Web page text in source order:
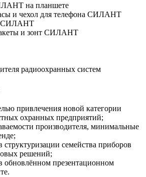
радиоохранных систем
привлечения новой категории
охранных предприятий;
производителя, минимальные
структуризации семейства приборов
решений;
обновлённом презентационном